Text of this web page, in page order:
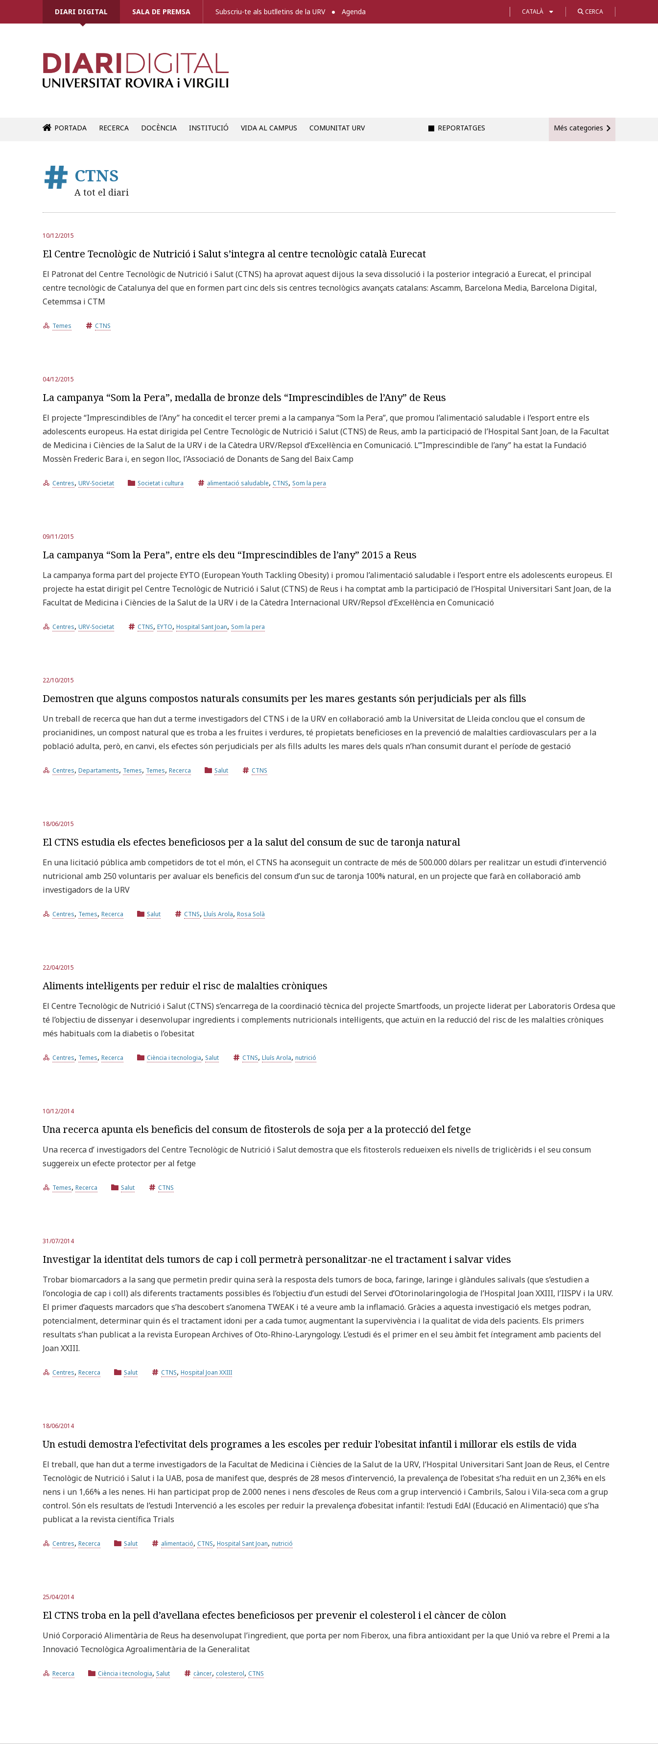
DIARI DIGITAL SALA DE PREMSA Subscriu-te als butlletins de la URV Agenda CATALÀ CERCA
PORTADA RECERCA DOCÈNCIA INSTITUCIÓ VIDA AL CAMPUS COMUNITAT URV REPORTATGES Més categories
CTNS
A tot el diari
10/12/2015
El Centre Tecnològic de Nutrició i Salut s’integra al centre tecnològic català Eurecat
El Patronat del Centre Tecnològic de Nutrició i Salut (CTNS) ha aprovat aquest dijous la seva dissolució i la posterior integració a Eurecat, el principal
centre tecnològic de Catalunya del que en formen part cinc dels sis centres tecnològics avançats catalans: Ascamm, Barcelona Media, Barcelona Digital,
Cetemmsa i CTM
Temes CTNS
04/12/2015
La campanya “Som la Pera”, medalla de bronze dels “Imprescindibles de l’Any” de Reus
El projecte “Imprescindibles de l’Any” ha concedit el tercer premi a la campanya “Som la Pera”, que promou l’alimentació saludable i l’esport entre els
adolescents europeus. Ha estat dirigida pel Centre Tecnològic de Nutrició i Salut (CTNS) de Reus, amb la participació de l’Hospital Sant Joan, de la Facultat
de Medicina i Ciències de la Salut de la URV i de la Càtedra URV/Repsol d’Excel·lència en Comunicació. L’”Imprescindible de l’any” ha estat la Fundació
Mossèn Frederic Bara i, en segon lloc, l’Associació de Donants de Sang del Baix Camp
Centres, URV-Societat Societat i cultura alimentació saludable, CTNS, Som la pera
09/11/2015
La campanya “Som la Pera”, entre els deu “Imprescindibles de l’any” 2015 a Reus
La campanya forma part del projecte EYTO (European Youth Tackling Obesity) i promou l’alimentació saludable i l’esport entre els adolescents europeus. El
projecte ha estat dirigit pel Centre Tecnològic de Nutrició i Salut (CTNS) de Reus i ha comptat amb la participació de l’Hospital Universitari Sant Joan, de la
Facultat de Medicina i Ciències de la Salut de la URV i de la Càtedra Internacional URV/Repsol d’Excel·lència en Comunicació
Centres, URV-Societat CTNS, EYTO, Hospital Sant Joan, Som la pera
22/10/2015
Demostren que alguns compostos naturals consumits per les mares gestants són perjudicials per als fills
Un treball de recerca que han dut a terme investigadors del CTNS i de la URV en col·laboració amb la Universitat de Lleida conclou que el consum de
procianidines, un compost natural que es troba a les fruites i verdures, té propietats beneficioses en la prevenció de malalties cardiovasculars per a la
població adulta, però, en canvi, els efectes són perjudicials per als fills adults les mares dels quals n’han consumit durant el període de gestació
Centres, Departaments, Temes, Temes, Recerca Salut CTNS
18/06/2015
El CTNS estudia els efectes beneficiosos per a la salut del consum de suc de taronja natural
En una licitació pública amb competidors de tot el món, el CTNS ha aconseguit un contracte de més de 500.000 dòlars per realitzar un estudi d’intervenció
nutricional amb 250 voluntaris per avaluar els beneficis del consum d’un suc de taronja 100% natural, en un projecte que farà en col·laboració amb
investigadors de la URV
Centres, Temes, Recerca Salut CTNS, Lluís Arola, Rosa Solà
22/04/2015
Aliments intel·ligents per reduir el risc de malalties cròniques
El Centre Tecnològic de Nutrició i Salut (CTNS) s’encarrega de la coordinació tècnica del projecte Smartfoods, un projecte liderat per Laboratoris Ordesa que
té l’objectiu de dissenyar i desenvolupar ingredients i complements nutricionals intel·ligents, que actuïn en la reducció del risc de les malalties cròniques
més habituals com la diabetis o l’obesitat
Centres, Temes, Recerca Ciència i tecnologia, Salut CTNS, Lluís Arola, nutrició
10/12/2014
Una recerca apunta els beneficis del consum de fitosterols de soja per a la protecció del fetge
Una recerca d’ investigadors del Centre Tecnològic de Nutrició i Salut demostra que els fitosterols redueixen els nivells de triglicèrids i el seu consum
suggereix un efecte protector per al fetge
Temes, Recerca Salut CTNS
31/07/2014
Investigar la identitat dels tumors de cap i coll permetrà personalitzar-ne el tractament i salvar vides
Trobar biomarcadors a la sang que permetin predir quina serà la resposta dels tumors de boca, faringe, laringe i glàndules salivals (que s’estudien a
l’oncologia de cap i coll) als diferents tractaments possibles és l’objectiu d’un estudi del Servei d’Otorinolaringologia de l’Hospital Joan XXIII, l’IISPV i la URV.
El primer d’aquests marcadors que s’ha descobert s’anomena TWEAK i té a veure amb la inflamació. Gràcies a aquesta investigació els metges podran,
potencialment, determinar quin és el tractament idoni per a cada tumor, augmentant la supervivència i la qualitat de vida dels pacients. Els primers
resultats s’han publicat a la revista European Archives of Oto-Rhino-Laryngology. L’estudi és el primer en el seu àmbit fet íntegrament amb pacients del
Joan XXIII.
Centres, Recerca Salut CTNS, Hospital Joan XXIII
18/06/2014
Un estudi demostra l’efectivitat dels programes a les escoles per reduir l’obesitat infantil i millorar els estils de vida
El treball, que han dut a terme investigadors de la Facultat de Medicina i Ciències de la Salut de la URV, l’Hospital Universitari Sant Joan de Reus, el Centre
Tecnològic de Nutrició i Salut i la UAB, posa de manifest que, després de 28 mesos d’intervenció, la prevalença de l’obesitat s’ha reduït en un 2,36% en els
nens i un 1,66% a les nenes. Hi han participat prop de 2.000 nenes i nens d’escoles de Reus com a grup intervenció i Cambrils, Salou i Vila-seca com a grup
control. Són els resultats de l’estudi Intervenció a les escoles per reduir la prevalença d’obesitat infantil: l’estudi EdAl (Educació en Alimentació) que s’ha
publicat a la revista científica Trials
Centres, Recerca Salut alimentació, CTNS, Hospital Sant Joan, nutrició
25/04/2014
El CTNS troba en la pell d’avellana efectes beneficiosos per prevenir el colesterol i el càncer de còlon
Unió Corporació Alimentària de Reus ha desenvolupat l’ingredient, que porta per nom Fiberox, una fibra antioxidant per la que Unió va rebre el Premi a la
Innovació Tecnològica Agroalimentària de la Generalitat
Recerca Ciència i tecnologia, Salut càncer, colesterol, CTNS